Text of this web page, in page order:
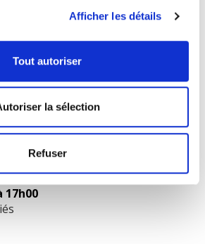
Afficher les détails
Tout autoriser
la sélection
Refuser
Québec, QC G1V 3W2
9h00 à 18h00
9h00 à 21h00
17h00